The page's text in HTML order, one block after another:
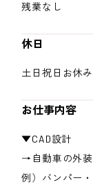
残業なし
休日
土日祝日お休み
お仕事内容
▼CAD設計
→自動車の外
例）バンパー